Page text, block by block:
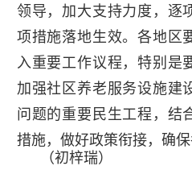
领导，加大支持力度，逐
项措施落地生效。各地区
入重要工作议程，特别是
加强社区养老服务设施建
问题的重要民生工程，结
措施，做好政策衔接，确保
（初梓瑞）